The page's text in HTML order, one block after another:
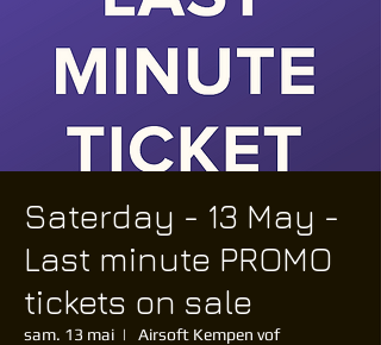
Saterday - 13 May -
Last minute PROMO
tickets on sale
sam. 13 mai
  |
Airsoft Kempen vof